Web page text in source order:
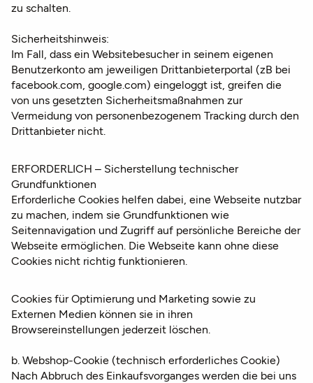
zu schalten.
Sicherheitshinweis:
Im Fall, dass ein Websitebesucher in seinem eigenen
Benutzerkonto am jeweiligen Drittanbieterportal (zB bei
facebook.com, google.com) eingeloggt ist, greifen die
von uns gesetzten Sicherheitsmaßnahmen zur
Vermeidung von personenbezogenem Tracking durch den
Drittanbieter nicht.
ERFORDERLICH – Sicherstellung technischer
Grundfunktionen
Erforderliche Cookies helfen dabei, eine Webseite nutzbar
zu machen, indem sie Grundfunktionen wie
Seitennavigation und Zugriff auf persönliche Bereiche der
Webseite ermöglichen. Die Webseite kann ohne diese
Cookies nicht richtig funktionieren.
Cookies für Optimierung und Marketing sowie zu
Externen Medien können sie in ihren
Browsereinstellungen jederzeit löschen.
b. Webshop-Cookie (technisch erforderliches Cookie)
Nach Abbruch des Einkaufsvorganges werden die bei uns